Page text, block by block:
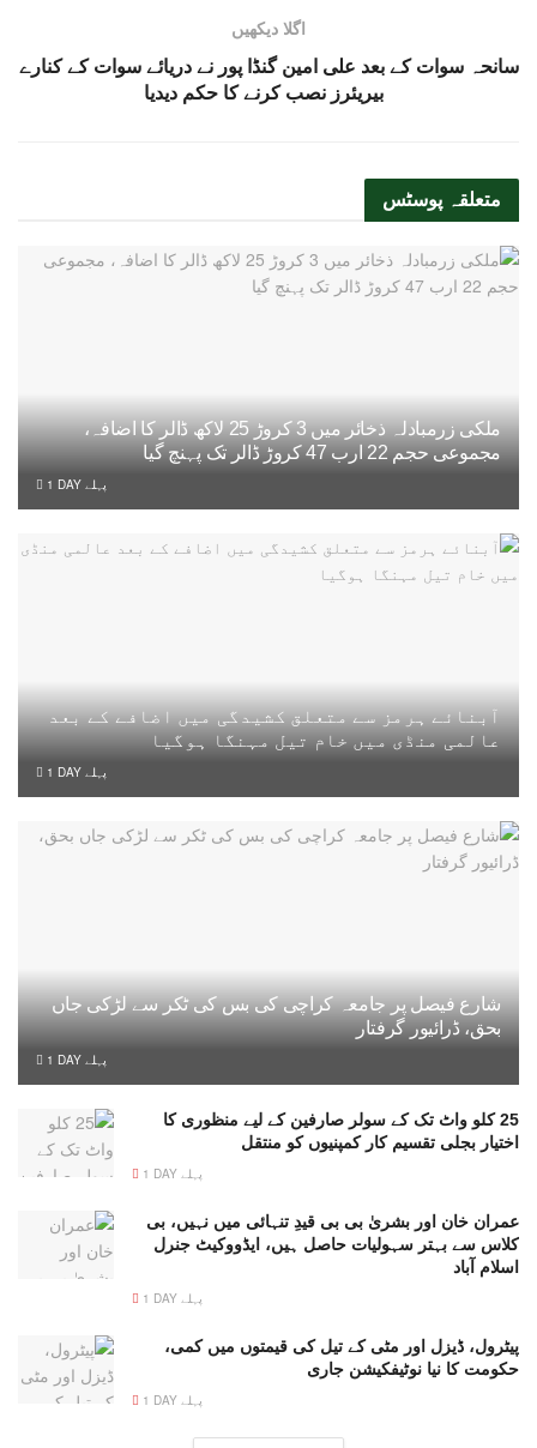
اگلا دیکھیں
سانحہ سوات کے بعد علی امین گنڈا پور نے دریائے سوات کے کنارے
متعلقہ پوسٹس
ملکی زرمبادلہ ذخائر میں 3 کروڑ 25 لاکھ ڈالر کا اضافہ،
مجموعی حجم 22 ارب 47 کروڑ ڈالر تک پہنچ گیا
1 DAY پہلے
آبنائے ہرمز سے متعلق کشیدگی میں اضافے کے بعد
عالمی منڈی میں خام تیل مہنگا ہوگیا
1 DAY پہلے
شارع فیصل پر جامعہ کراچی کی بس کی ٹکر سے لڑکی جاں
بحق، ڈرائیور گرفتار
1 DAY پہلے
25 کلو واٹ تک کے سولر صارفین کے لیے منظوری کا
اختیار بجلی تقسیم کار کمپنیوں کو منتقل
1 DAY پہلے
عمران خان اور بشریٰ بی بی قیدِ تنہائی میں نہیں، بی
کلاس سے بہتر سہولیات حاصل ہیں، ایڈووکیٹ جنرل
اسلام آباد
1 DAY پہلے
پیٹرول، ڈیزل اور مٹی کے تیل کی قیمتوں میں کمی،
حکومت کا نیا نوٹیفکیشن جاری
1 DAY پہلے